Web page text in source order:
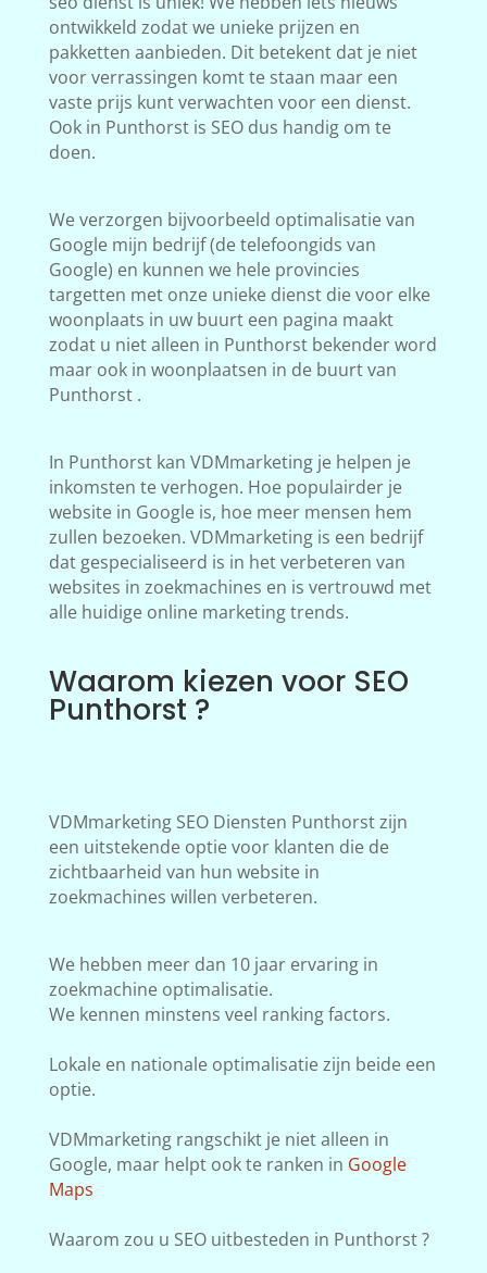
ontwikkeld zodat we unieke prijzen en
pakketten aanbieden. Dit betekent dat je niet
voor verrassingen komt te staan maar een
vaste prijs kunt verwachten voor een dienst.
Ook in Punthorst is SEO dus handig om te
doen.
We verzorgen bijvoorbeeld optimalisatie van
Google mijn bedrijf (de telefoongids van
Google) en kunnen we hele provincies
targetten met onze unieke dienst die voor elke
woonplaats in uw buurt een pagina maakt
zodat u niet alleen in Punthorst bekender word
maar ook in woonplaatsen in de buurt van
Punthorst .
In Punthorst kan VDMmarketing je helpen je
inkomsten te verhogen. Hoe populairder je
website in Google is, hoe meer mensen hem
zullen bezoeken. VDMmarketing is een bedrijf
dat gespecialiseerd is in het verbeteren van
websites in zoekmachines en is vertrouwd met
alle huidige online marketing trends.
Waarom kiezen voor SEO
Punthorst ?
VDMmarketing SEO Diensten Punthorst zijn
een uitstekende optie voor klanten die de
zichtbaarheid van hun website in
zoekmachines willen verbeteren.
We hebben meer dan 10 jaar ervaring in
zoekmachine optimalisatie.
We kennen minstens veel ranking factors.
Lokale en nationale optimalisatie zijn beide een
optie.
VDMmarketing rangschikt je niet alleen in
Google, maar helpt ook te ranken in Google
Maps
Waarom zou u SEO uitbesteden in Punthorst ?